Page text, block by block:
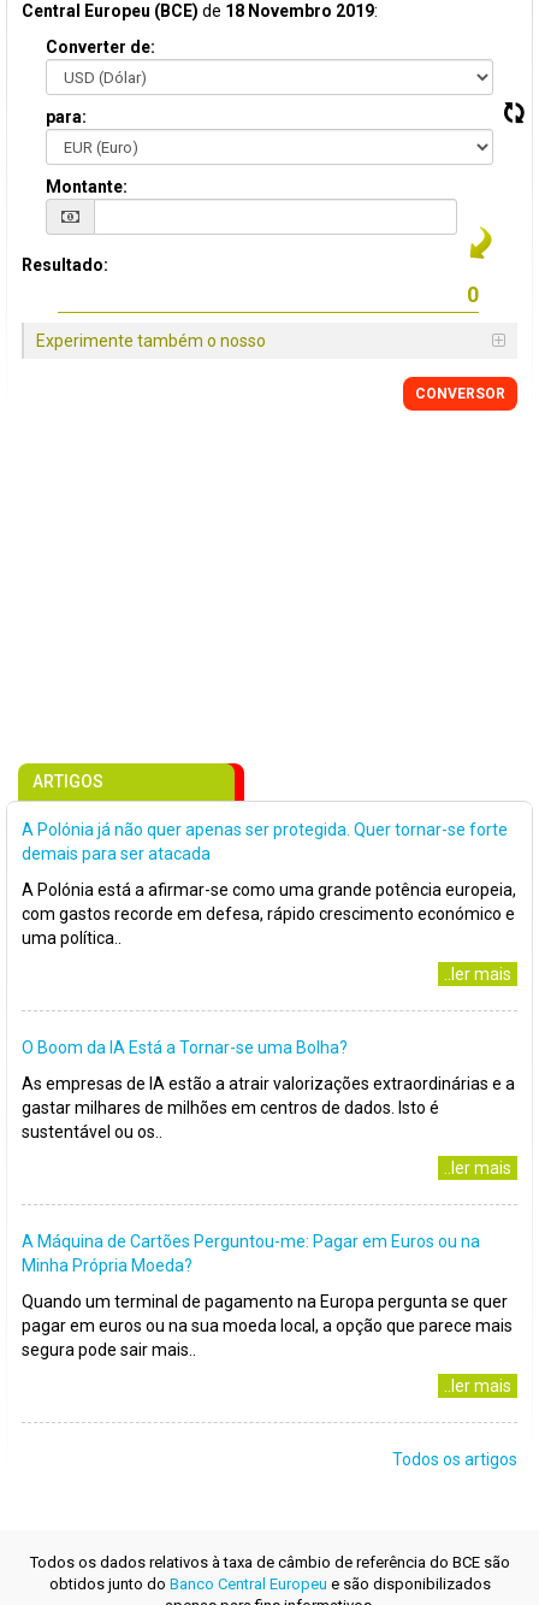
Central Europeu (BCE) de 18 Novembro 2019:
Converter de:
para:
Montante:
Resultado:
Experimente também o nosso
CONVERSOR
ARTIGOS
A Polónia já não quer apenas ser protegida. Quer tornar-se forte
demais para ser atacada
A Polónia está a afirmar-se como uma grande potência europeia,
com gastos recorde em defesa, rápido crescimento económico e
uma política..
..ler mais
O Boom da IA Está a Tornar-se uma Bolha?
As empresas de IA estão a atrair valorizações extraordinárias e a
gastar milhares de milhões em centros de dados. Isto é
sustentável ou os..
..ler mais
A Máquina de Cartões Perguntou-me: Pagar em Euros ou na
Minha Própria Moeda?
Quando um terminal de pagamento na Europa pergunta se quer
pagar em euros ou na sua moeda local, a opção que parece mais
segura pode sair mais..
..ler mais
Todos os artigos
Todos os dados relativos à taxa de câmbio de referência do BCE são
obtidos junto do Banco Central Europeu e são disponibilizados